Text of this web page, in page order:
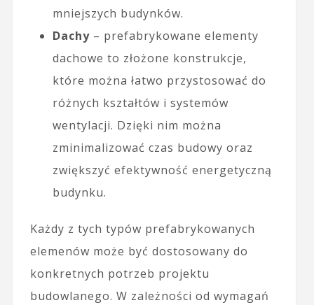
mniejszych budynków.
Dachy– prefabrykowane elementy
dachowe to złożone konstrukcje,
które można łatwo przystosować do
różnych kształtów i systemów
wentylacji. Dzięki nim można
zminimalizować czas budowy oraz
zwiększyć efektywność energetyczną
budynku.
Każdy z tych typów prefabrykowanych
elemenów może być dostosowany do
konkretnych potrzeb projektu
budowlanego. W zależności od wymagań